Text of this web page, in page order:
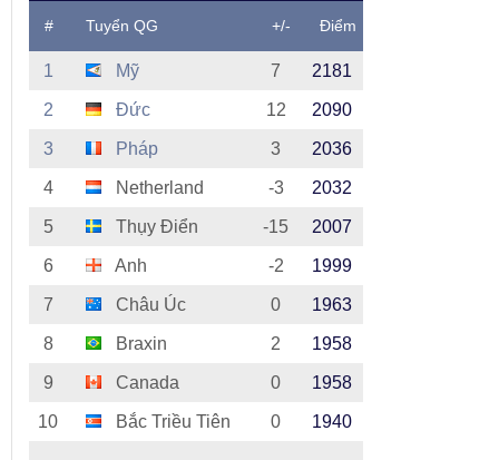
# Tuyển QG +/- Điểm
1 Mỹ 7 2181
2 Đức 12 2090
3 Pháp 3 2036
4 Netherland -3 2032
5 Thụy Điển -15 2007
6 Anh -2 1999
7 Châu Úc 0 1963
8 Braxin 2 1958
9 Canada 0 1958
10 Bắc Triều Tiên 0 1940